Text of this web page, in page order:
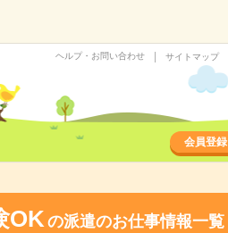
ヘルプ・お問い合わせ サイトマップ
会員登録
OKの派遣のお仕事情報一覧